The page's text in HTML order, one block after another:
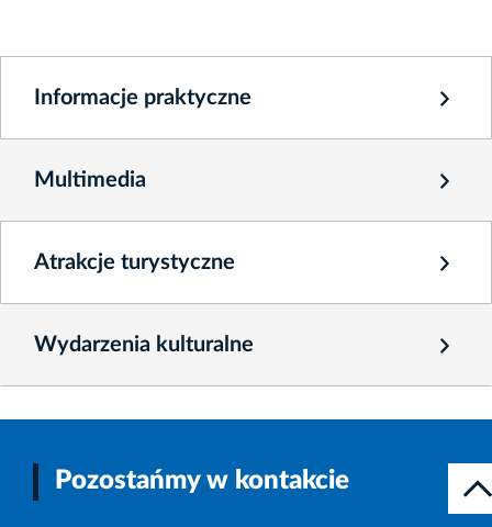
Informacje praktyczne
Multimedia
Atrakcje turystyczne
Wydarzenia kulturalne
Pozostańmy w kontakcie